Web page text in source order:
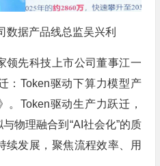
数据产品线总监吴兴利
领先科技上市公司董事江一
：Token驱动下算力模型产
。Token驱动生产力跃迁，
物理融合到“AI社会化”的质
续发展，聚焦流程效率、用